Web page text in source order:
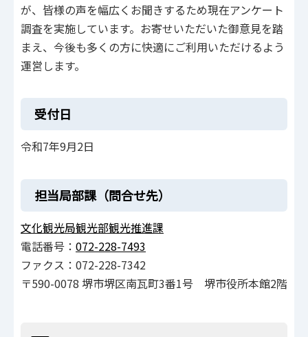
が、皆様の声を幅広くお聞きするため現在アンケート
調査を実施しています。お寄せいただいた御意見を踏
まえ、今後も多くの方に快適にご利用いただけるよう
運営します。
受付日
令和7年9月2日
担当局部課（問合せ先）
文化観光局観光部観光推進課
電話番号： 072-228-7493
ファクス：072-228-7342
〒590-0078 堺市堺区南瓦町3番1号 堺市役所本館2階